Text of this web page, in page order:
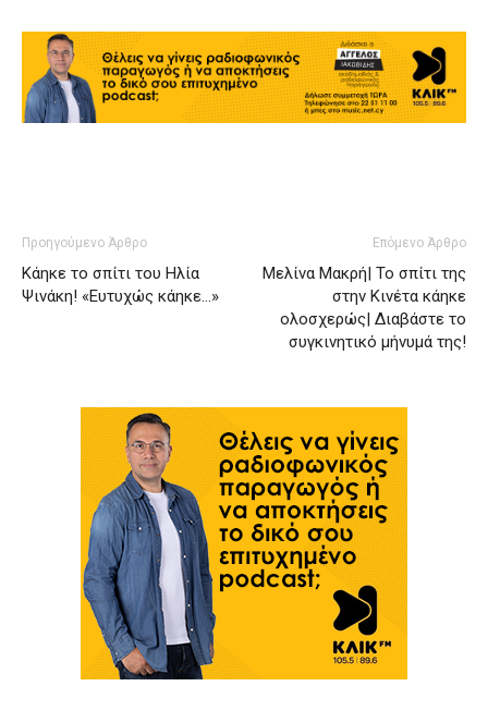
Προηγούμενο Άρθρο
Κάηκε το σπίτι του Ηλία
Ψινάκη! «Ευτυχώς κάηκε…»
Επόμενο Άρθρο
Μελίνα Μακρή| Το σπίτι της
στην Κινέτα κάηκε
ολοσχερώς| Διαβάστε το
συγκινητικό μήνυμά της!